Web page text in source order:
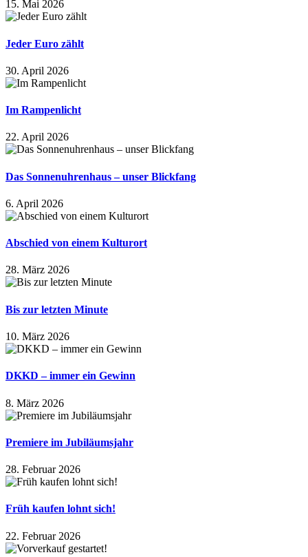
15. Mai 2026
Jeder Euro zählt
30. April 2026
Im Rampenlicht
22. April 2026
Das Sonnenuhrenhaus – unser Blickfang
6. April 2026
Abschied von einem Kulturort
28. März 2026
Bis zur letzten Minute
10. März 2026
DKKD – immer ein Gewinn
8. März 2026
Premiere im Jubiläumsjahr
28. Februar 2026
Früh kaufen lohnt sich!
22. Februar 2026